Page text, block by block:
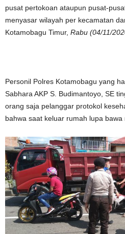
pusat pertokoan ataupun pusat-
menyasar wilayah per kecamatan
Kotamobagu Timur, Rabu (04/11/
Personil Polres Kotamobagu yang
Sabhara AKP S. Budimantoyo, SE
orang saja pelanggar protokol
bahwa saat keluar rumah lupa bawa